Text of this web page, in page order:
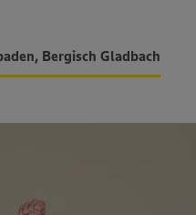
Bergisch Gladbach